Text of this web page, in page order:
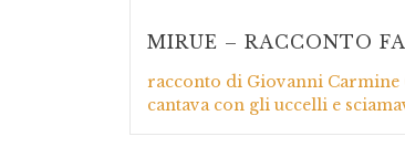
MIRUE – RACCONTO
racconto di Giovanni Carmine
cantava con gli uccelli e